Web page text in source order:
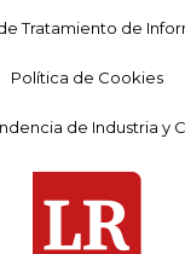
Tratamiento de
Política de Cookies
de Industria y